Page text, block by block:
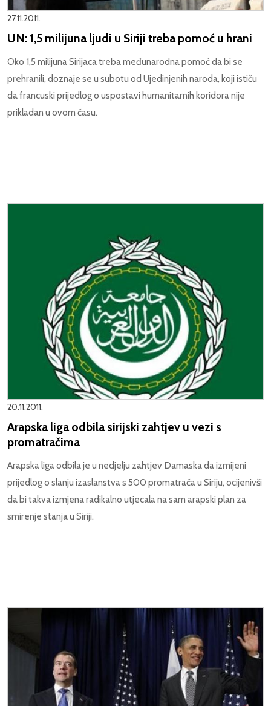
27.11.2011.
UN: 1,5 milijuna ljudi u Siriji treba pomoć u hrani
Oko 1,5 milijuna Sirijaca treba međunarodna pomoć da bi se
prehranili, doznaje se u subotu od Ujedinjenih naroda, koji ističu
da francuski prijedlog o uspostavi humanitarnih koridora nije
prikladan u ovom času.
20.11.2011.
Arapska liga odbila sirijski zahtjev u vezi s
promatračima
Arapska liga odbila je u nedjelju zahtjev Damaska da izmijeni
prijedlog o slanju izaslanstva s 500 promatrača u Siriju, ocijenivši
da bi takva izmjena radikalno utjecala na sam arapski plan za
smirenje stanja u Siriji.